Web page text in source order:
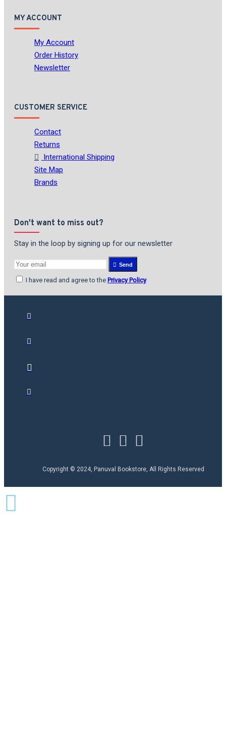
MY ACCOUNT
My Account
Order History
Newsletter
CUSTOMER SERVICE
Contact
Returns
International Shipping
Site Map
Brands
Don't want to miss out?
Stay in the loop by signing up for our newsletter
Send
I have read and agree to the Privacy Policy
Copyright © 2024, Panuval Bookstore, All Rights Reserved